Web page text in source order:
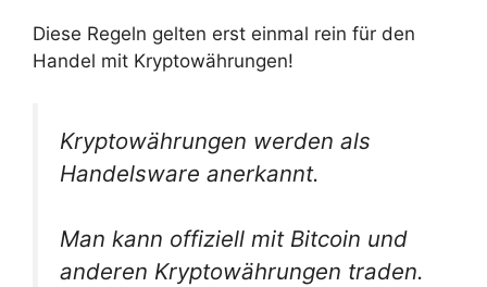
Diese Regeln gelten erst einmal rein für den
Handel mit Kryptowährungen!
Kryptowährungen werden als
Handelsware anerkannt.
Man kann offiziell mit Bitcoin und
anderen Kryptowährungen traden.